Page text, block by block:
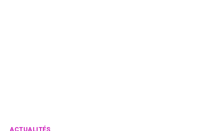
ACTUALITÉS